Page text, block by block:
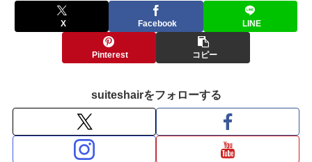
X Facebook LINE
Pinterest コピー
suiteshairをフォローする